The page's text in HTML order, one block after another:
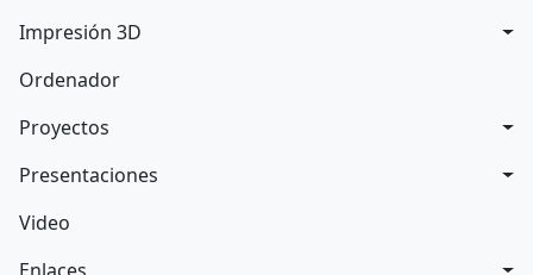
Impresión 3D
Ordenador
Proyectos
Presentaciones
Video